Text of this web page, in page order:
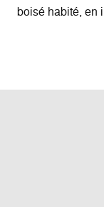
boisé habité, en